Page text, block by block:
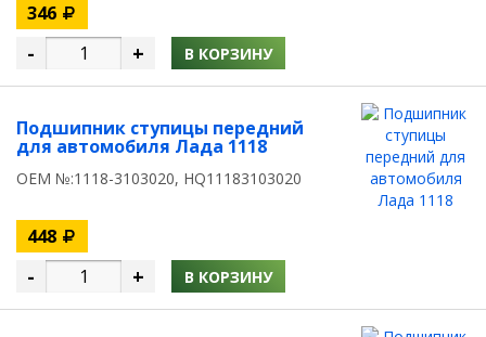
346
- + В КОРЗИНУ
Подшипник ступицы передний
для автомобиля Лада 1118
OEM №:1118-3103020, HQ11183103020
448
- + В КОРЗИНУ